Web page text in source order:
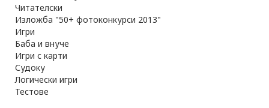
Читателски
Изложба "50+ фотоконкурси 2013"
Игри
Баба и внуче
Игри с карти
Судоку
Логически игри
Тестове